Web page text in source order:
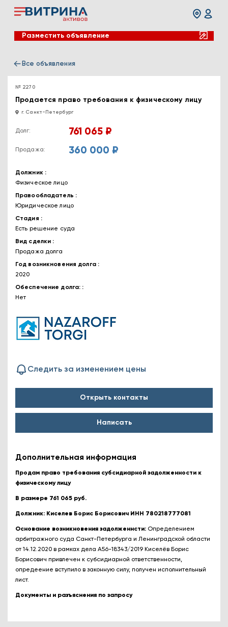
Разместить объявление
Все объявления
№ 2270
Продается право требования к физическому лицу
г. Санкт-Петербург
Долг: 761 065 ₽
Продажа: 360 000 ₽
Должник
Физическое лицо
Правообладатель
Юридическое лицо
Стадия
Есть решение суда
Вид сделки
Продажа долга
Год возникновения долга
2020
Обеспечение долга:
Нет
Следить за изменением цены
Открыть контакты
Написать
Дополнительная информация
Продам право требования субсидиарной задолженности к
физическому лицу
В размере 761 065 руб.
Должник: Киселев Борис Борисович ИНН 780218777081
Основание возникновения задолженнсти: Определением
арбитражного суда Санкт-Петербурга и Ленинградской области
от 14.12.2020 в рамках дела А56-18343/2019 Киселёв Борис
Борисович привлечен к субсидиарной ответственности,
опредеение вступило в законную силу, получен исполнительный
лист.
Документы и разъяснения по запросу